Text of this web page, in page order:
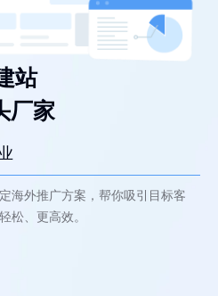
站
厂家
海外推广方案，帮你吸引目标客
松、更高效。